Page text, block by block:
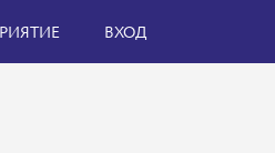
ВХОД